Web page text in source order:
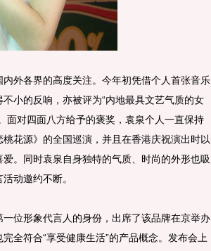
各界的高度关注。今年初凭借个人首张音乐
小的反响，亦被评为“内地最具文艺气质的女
面对四面八方给予的褒奖，袁泉个人一直保持
花源》的全国巡演，并且在香港庆祝演出时以
。同时袁泉自身独特的气质、时尚的外形也吸
动邀约不断。
形象代言人的身份，出席了该品牌在京举办
全符合“享受健康生活”的产品概念。发布会上